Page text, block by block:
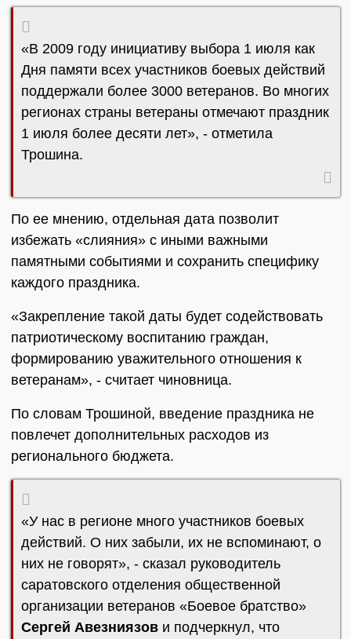
«В 2009 году инициативу выбора 1 июля как
Дня памяти всех участников боевых действий
поддержали более 3000 ветеранов. Во многих
регионах страны ветераны отмечают праздник
1 июля более десяти лет», - отметила
Трошина.
По ее мнению, отдельная дата позволит
избежать «слияния» с иными важными
памятными событиями и сохранить специфику
каждого праздника.
«Закрепление такой даты будет содействовать
патриотическому воспитанию граждан,
формированию уважительного отношения к
ветеранам», - считает чиновница.
По словам Трошиной, введение праздника не
повлечет дополнительных расходов из
регионального бюджета.
«У нас в регионе много участников боевых
действий. О них забыли, их не вспоминают, о
них не говорят», - сказал руководитель
саратовского отделения общественной
организации ветеранов «Боевое братство»
Сергей Авезниязов и подчеркнул, что